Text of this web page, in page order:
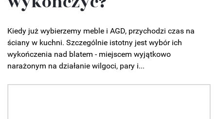
Kiedy już wybierzemy meble i AGD, przychodzi czas na
ściany w kuchni. Szczególnie istotny jest wybór ich
wykończenia nad blatem - miejscem wyjątkowo
narażonym na działanie wilgoci, pary i...